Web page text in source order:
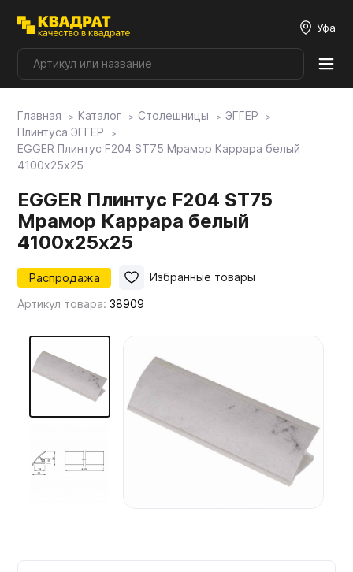
Уфа
Плитные материалы
Фурнитура
Столешницы
Мой ЭГГЕР
Мебельные образцы, каталоги
Главная Каталог Столешницы
ЭГГЕР
Плинтуса ЭГГЕР
EGGER Плинтус F204 ST75 Мрамор Каррара белый
4100х25х25
EGGER Плинтус F204 ST75
Мрамор Каррара белый
4100х25х25
Распродажа
Артикул товара:38909
Избранные товары